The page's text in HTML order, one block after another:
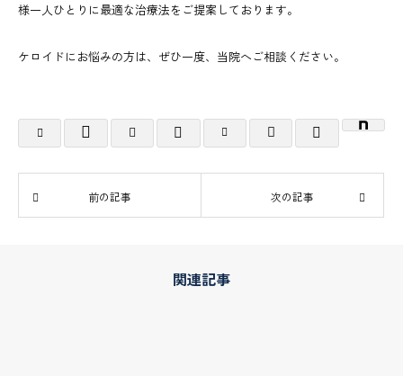
様一人ひとりに最適な治療法をご提案しております。
ケロイドにお悩みの方は、ぜひ一度、当院へご相談ください。
前の記事 次の記事
関連記事